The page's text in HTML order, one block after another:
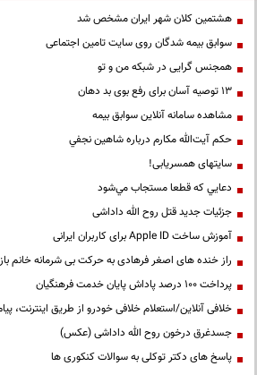
هشتمین کلان شهر ایران مشخص شد
سوابق بیمه شدگان روی سایت تامین اجتماعی
همجنس گرایی در شبکه من و تو
13 توصیه آسان برای رفع بوی بد دهان
مشاهده سامانه آنلاين سوابق بیمه
حكم آيت‌الله مكارم درباره شاهين نجفي
سایتهای همسریابی!
دعايي كه قطعا مستجاب مي‌شود
جزئیات جدید قتل روح الله داداشی
آموزش ساخت Apple ID برای کاربران ایرانی
راز خنده های اصغر فرهادی به حرکت بی شرمانه خانم
پرداخت ۱۰۰ درصد پاداش پایان خدمت فرهنگیان
خلافی آنلاین/استعلام خلافی خودرو از طریق اینترنت،
جسدغرق درخون روح الله داداشی (عکس)
پاسخ های دکتر توکلی به سوالات کنکوری ها